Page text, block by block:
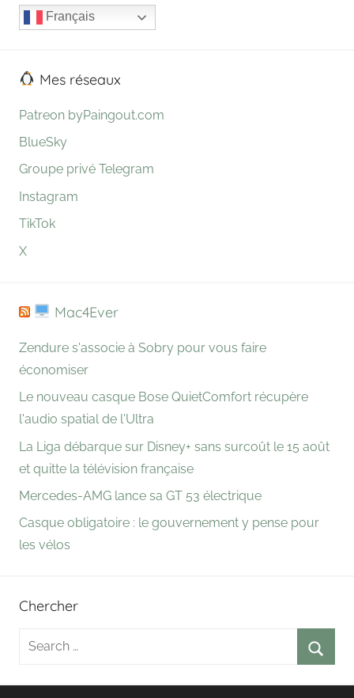
Français
Mes réseaux
Patreon byPaingout.com
BlueSky
Groupe privé Telegram
Instagram
TikTok
X
Mac4Ever
Zendure s'associe à Sobry pour vous faire
économiser
Le nouveau casque Bose QuietComfort récupère
l'audio spatial de l'Ultra
La Liga débarque sur Disney+ sans surcoût le 15 août
et quitte la télévision française
Mercedes-AMG lance sa GT 53 électrique
Casque obligatoire : le gouvernement y pense pour
les vélos
Chercher
Search